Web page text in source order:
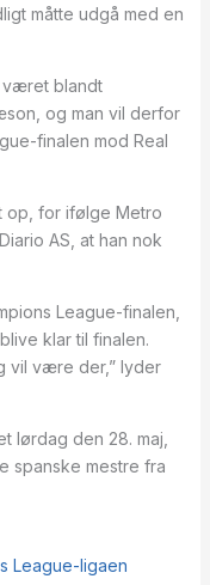
måtte udgå med en
været blandt
og man vil derfor
finalen mod Real
op, for ifølge Metro
AS, at han nok
League-finalen,
klar til finalen.
vil være der,” lyder
lørdag den 28. maj,
spanske mestre fra
League-ligaen